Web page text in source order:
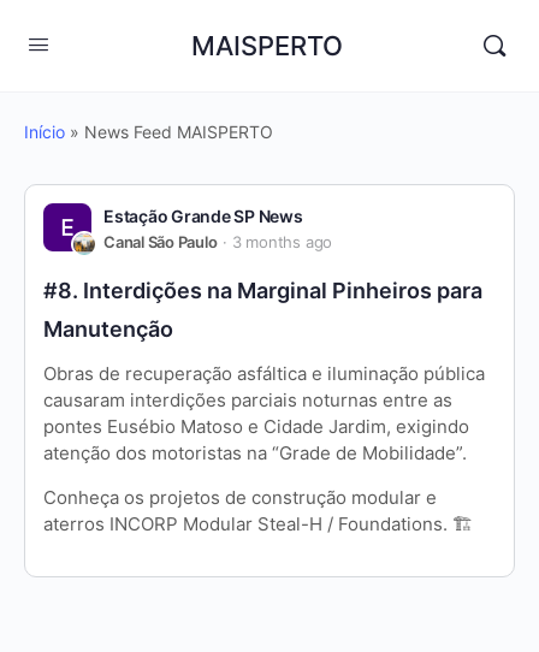
MAISPERTO
Início » News Feed MAISPERTO
Estação Grande SP News
Canal São Paulo 3 months ago
#8. Interdições na Marginal Pinheiros para
Manutenção
Obras de recuperação asfáltica e iluminação pública
causaram interdições parciais noturnas entre as
pontes Eusébio Matoso e Cidade Jardim, exigindo
atenção dos motoristas na “Grade de Mobilidade”.
Conheça os projetos de construção modular e
aterros INCORP Modular Steal-H / Foundations. 🏗